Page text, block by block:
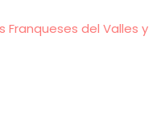
Franqueses del Valles y